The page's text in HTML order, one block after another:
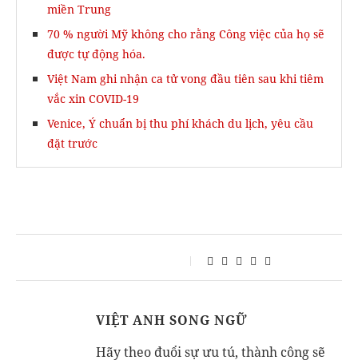
miền Trung
70 % người Mỹ không cho rằng Công việc của họ sẽ
được tự động hóa.
Việt Nam ghi nhận ca tử vong đầu tiên sau khi tiêm
vắc xin COVID-19
Venice, Ý chuẩn bị thu phí khách du lịch, yêu cầu
đặt trước
VIỆT ANH SONG NGỮ
Hãy theo đuổi sự ưu tú, thành công sẽ